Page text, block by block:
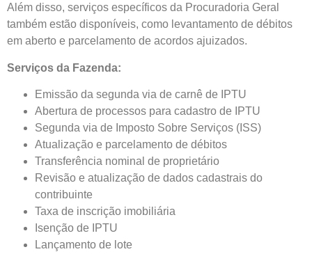
Além disso, serviços específicos da Procuradoria Geral
também estão disponíveis, como levantamento de débitos
em aberto e parcelamento de acordos ajuizados.
Serviços da Fazenda:
Emissão da segunda via de carnê de IPTU
Abertura de processos para cadastro de IPTU
Segunda via de Imposto Sobre Serviços (ISS)
Atualização e parcelamento de débitos
Transferência nominal de proprietário
Revisão e atualização de dados cadastrais do
contribuinte
Taxa de inscrição imobiliária
Isenção de IPTU
Lançamento de lote